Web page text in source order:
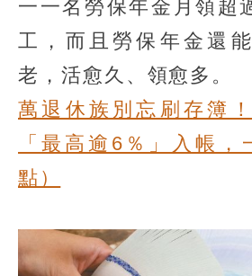
一一名勞保年金月領超
工，而且勞保年金還
老，活愈久、領愈多。
萬退休族別忘刷存簿
「最高逾6％」入帳，
點）